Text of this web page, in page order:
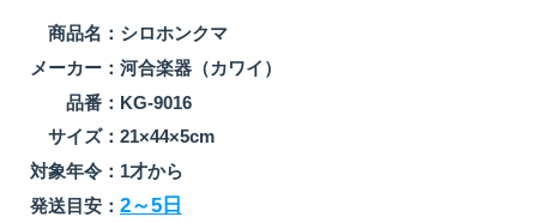
商品名： シロホンクマ
メーカー： 河合楽器（カワイ）
品番： KG-9016
サイズ： 21×44×5cm
対象年令： 1才から
発送目安： 2～5日